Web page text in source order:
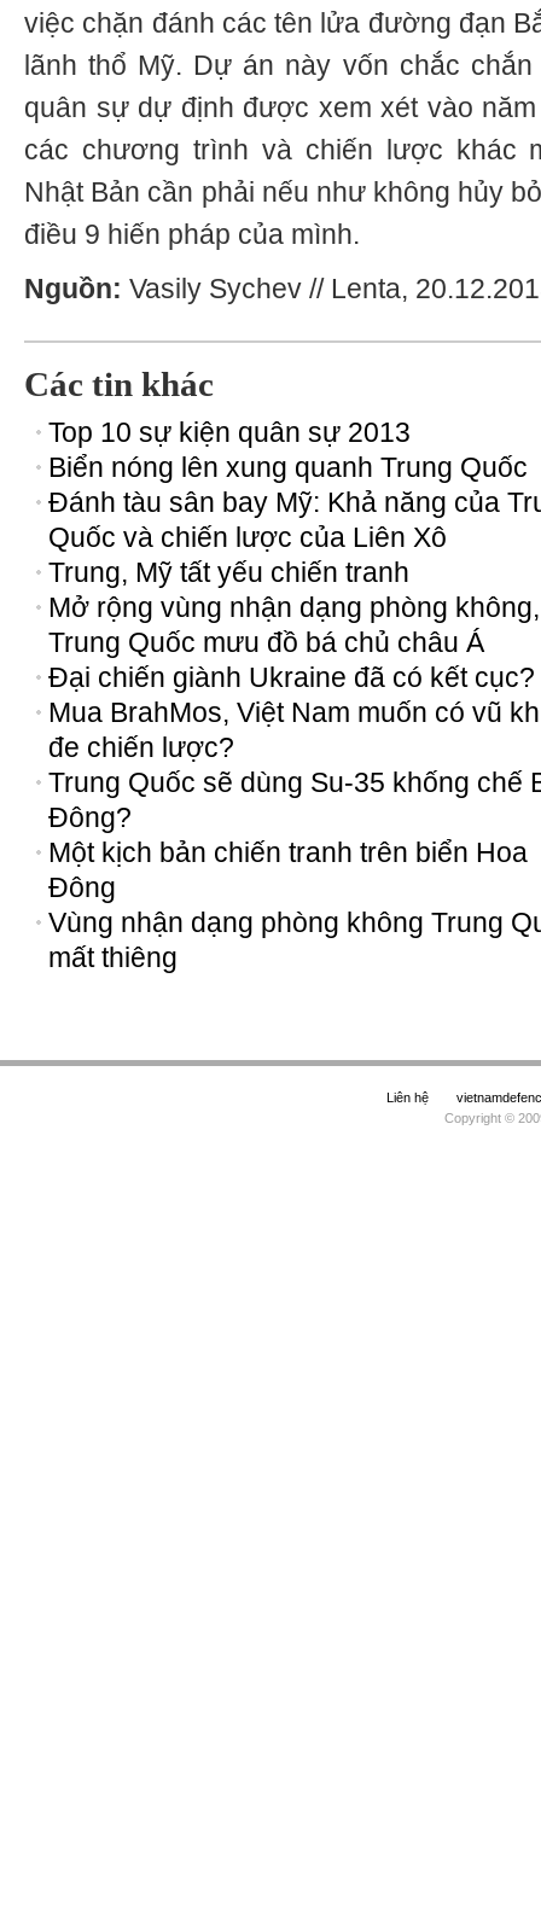
việc chặn đánh các tên lửa đường đạn
lãnh thổ Mỹ. Dự án này vốn chắc
quân sự dự định được xem xét vào
các chương trình và chiến lược khác
Nhật Bản cần phải nếu như không hủy
điều 9 hiến pháp của mình.
Nguồn: Vasily Sychev // Lenta,
Các tin khác
Top 10 sự kiện quân sự 2013
Biển nóng lên xung quanh Trung Quốc
Đánh tàu sân bay Mỹ: Khả năng của
Quốc và chiến lược của Liên Xô
Trung, Mỹ tất yếu chiến tranh
Mở rộng vùng nhận dạng phòng không,
Trung Quốc mưu đồ bá chủ châu Á
Đại chiến giành Ukraine đã có kết cục?
Mua BrahMos, Việt Nam muốn có vũ
đe chiến lược?
Trung Quốc sẽ dùng Su-35 khống chế
Đông?
Một kịch bản chiến tranh trên biển Hoa
Đông
Vùng nhận dạng phòng không Trung
mất thiêng
Liên hệ
Copyright ©